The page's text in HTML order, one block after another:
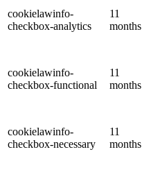
cookielawinfo-
checkbox-analytics
11
months
cookielawinfo-
checkbox-functional
11
months
cookielawinfo-
checkbox-necessary
11
months